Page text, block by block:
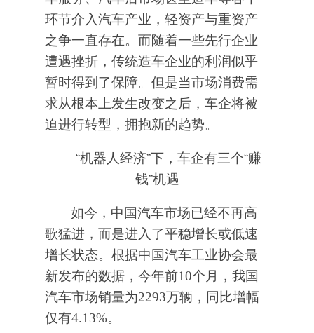
环节介入汽车产业，轻资产与重资产
之争一直存在。而随着一些先行企业
遭遇挫折，传统造车企业的利润似乎
暂时得到了保障。但是当市场消费需
求从根本上发生改变之后，车企将被
迫进行转型，拥抱新的趋势。
“机器人经济”下，车企有三个“赚
钱”机遇
如今，中国汽车市场已经不再高
歌猛进，而是进入了平稳增长或低速
增长状态。根据中国汽车工业协会最
新发布的数据，今年前10个月，我国
汽车市场销量为2293万辆，同比增幅
仅有4.13%。